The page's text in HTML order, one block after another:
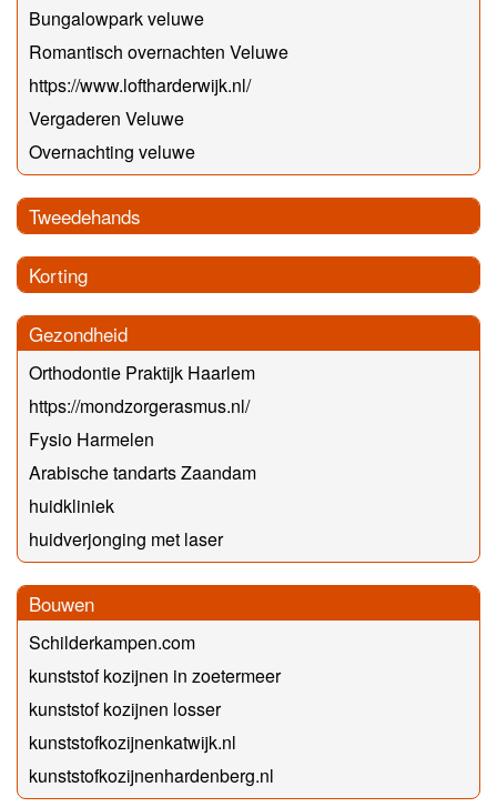
Bungalowpark veluwe
Romantisch overnachten Veluwe
https://www.loftharderwijk.nl/
Vergaderen Veluwe
Overnachting veluwe
Tweedehands
Korting
Gezondheid
Orthodontie Praktijk Haarlem
https://mondzorgerasmus.nl/
Fysio Harmelen
Arabische tandarts Zaandam
huidkliniek
huidverjonging met laser
Bouwen
Schilderkampen.com
kunststof kozijnen in zoetermeer
kunststof kozijnen losser
kunststofkozijnenkatwijk.nl
kunststofkozijnenhardenberg.nl